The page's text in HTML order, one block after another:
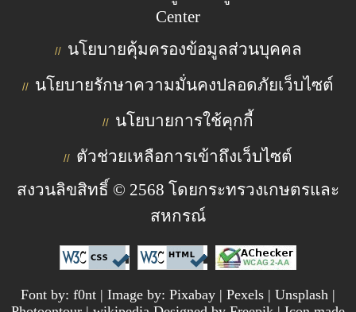
Center
// นโยบายคุ้มครองข้อมูลส่วนบุคคล
// นโยบายรักษาความมั่นคงปลอดภัยเว็บไซต์
// นโยบายการใช้คุกกี้
// ตัวช่วยเหลือการเข้าถึงเว็บไซต์
สงวนลิขสิทธิ์ © 2568 โดยกระทรวงเกษตรและ
สหกรณ์
Font by: f0nt | Image by: Pixabay | Pexels | Unsplash |